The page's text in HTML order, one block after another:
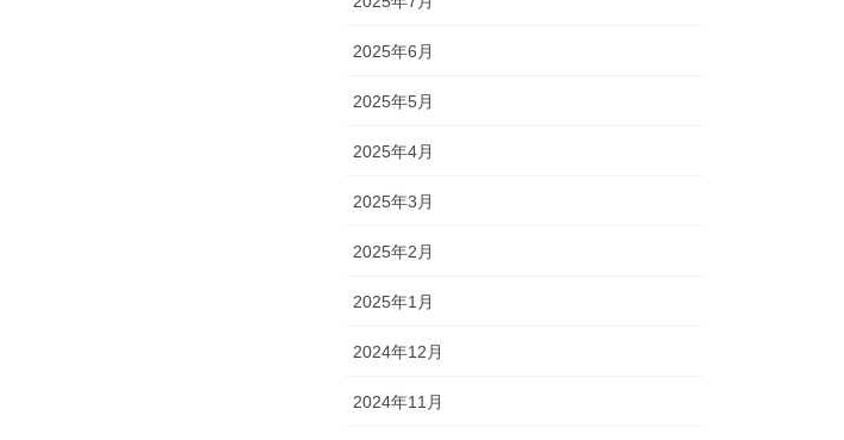
2025年6月
2025年5月
2025年4月
2025年3月
2025年2月
2025年1月
2024年12月
2024年11月